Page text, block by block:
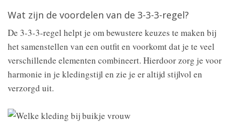
Wat zijn de voordelen van de 3-3-3-regel?
De 3-3-3-regel helpt je om bewustere keuzes te maken bij
het samenstellen van een outfit en voorkomt dat je te veel
verschillende elementen combineert. Hierdoor zorg je voor
harmonie in je kledingstijl en zie je er altijd stijlvol en
verzorgd uit.